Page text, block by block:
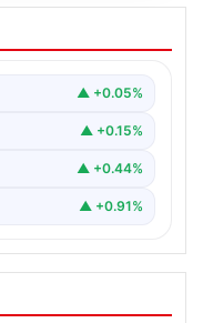
İşlenen
olay, bölgedeki
▲ +0.05%
▲ +0.15%
▲ +0.44%
▲ +0.91%